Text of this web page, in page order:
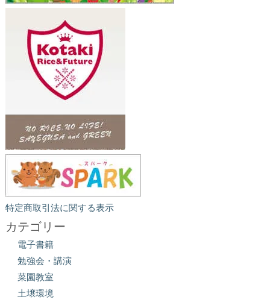
特定商取引法に関する表示
カテゴリー
電子書籍
勉強会・講演
菜園教室
土壌環境